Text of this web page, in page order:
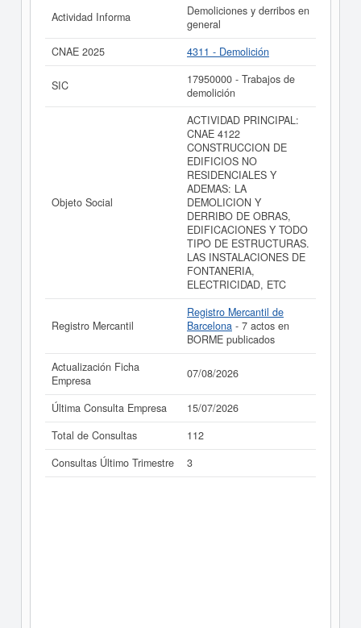
Actividad Informa
Demoliciones y derribos en
general
CNAE 2025
4311 - Demolición
SIC
17950000 - Trabajos de
demolición
Objeto Social
ACTIVIDAD PRINCIPAL:
CNAE 4122
CONSTRUCCION DE
EDIFICIOS NO
RESIDENCIALES Y
ADEMAS: LA
DEMOLICION Y
DERRIBO DE OBRAS,
EDIFICACIONES Y TODO
TIPO DE ESTRUCTURAS.
LAS INSTALACIONES DE
FONTANERIA,
ELECTRICIDAD, ETC
Registro Mercantil
Registro Mercantil de
Barcelona - 7 actos en
BORME publicados
Actualización Ficha
Empresa
07/08/2026
Última Consulta Empresa
15/07/2026
Total de Consultas
112
Consultas Último Trimestre
3